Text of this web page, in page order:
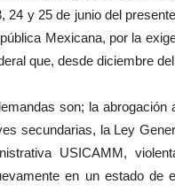
24 y 25 de junio del
Mexicana, por la
que, desde diciembre
son; la
secundarias, la Ley
USICAMM,
en un estado de